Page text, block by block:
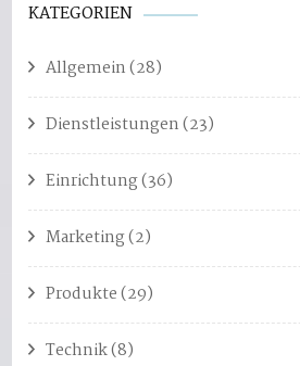
KATEGORIEN
Allgemein(28)
Dienstleistungen(23)
Einrichtung(36)
Marketing(2)
Produkte(29)
Technik(8)